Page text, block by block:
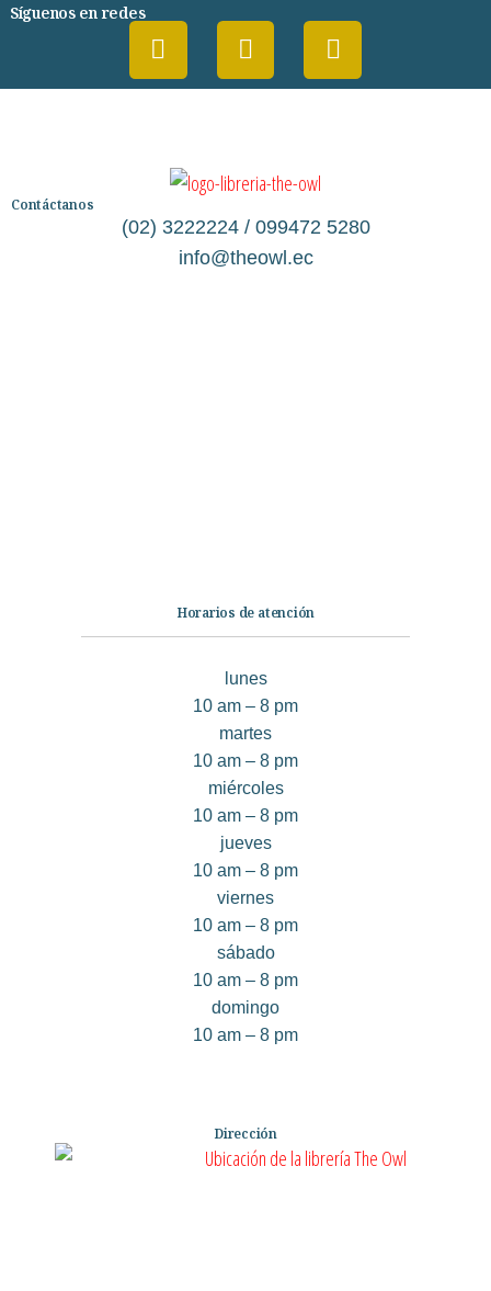
Síguenos en redes
Contáctanos
(02) 3222224 / 099472 5280
info@theowl.ec
Horarios de atención
lunes
10 am – 8 pm
martes
10 am – 8 pm
miércoles
10 am – 8 pm
jueves
10 am – 8 pm
viernes
10 am – 8 pm
sábado
10 am – 8 pm
domingo
10 am – 8 pm
Dirección